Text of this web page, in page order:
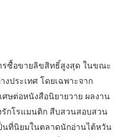
รซื้อขายลิขสิทธิ์สูงสุด ในขณะ
ประเทศ โดยเฉพาะจาก
ศษต่อหนังสือนิยายวาย ผลงาน
รักโรแมนติก สืบสวนสอบสวน
นที่นิยมในตลาดนักอ่านไต้หวัน